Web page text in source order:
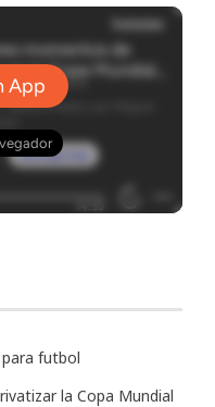
futbol
la Copa Mundial